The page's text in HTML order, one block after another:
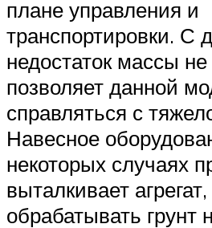
плане управления и
транспортировки. С
недостаток массы не
позволяет данной
справляться с
Навесное
некоторых случаях
выталкивает
обрабатывать грунт